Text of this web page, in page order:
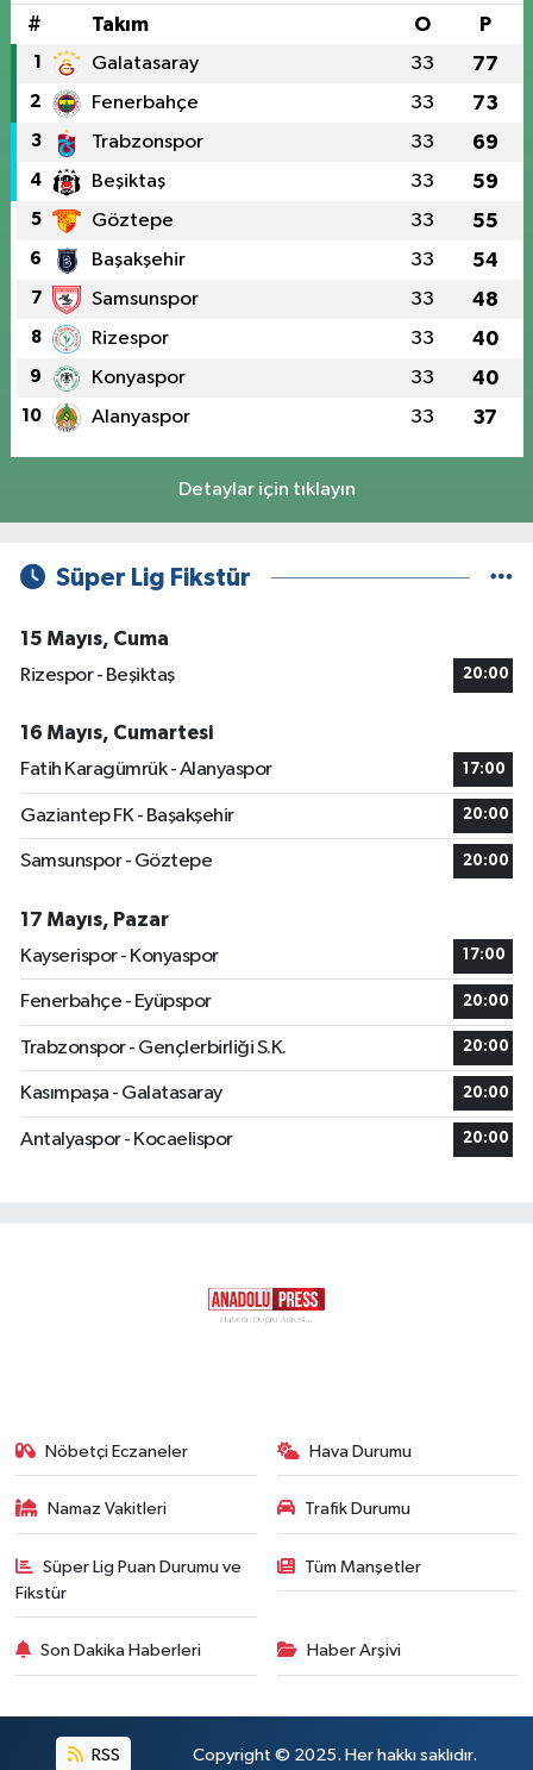
# Takım O P
1 Galatasaray 33 77
2 Fenerbahçe 33 73
3 Trabzonspor 33 69
4 Beşiktaş 33 59
5 Göztepe 33 55
6 Başakşehir 33 54
7 Samsunspor 33 48
8 Rizespor 33 40
9 Konyaspor 33 40
10 Alanyaspor 33 37
Detaylar için tıklayın
Süper Lig Fikstür
15 Mayıs, Cuma
Rizespor - Beşiktaş
20:00
16 Mayıs, Cumartesi
Fatih Karagümrük - Alanyaspor
17:00
Gaziantep FK - Başakşehir 20:00
Samsunspor - Göztepe 20:00
17 Mayıs, Pazar
Kayserispor - Konyaspor
17:00
Fenerbahçe - Eyüpspor 20:00
Trabzonspor - Gençlerbirliği S.K. 20:00
Kasımpaşa - Galatasaray 20:00
Antalyaspor - Kocaelispor 20:00
Nöbetçi Eczaneler Hava Durumu
Namaz Vakitleri Trafik Durumu
Süper Lig Puan Durumu ve
Fikstür
Tüm Manşetler
Son Dakika Haberleri Haber Arşivi
RSS Copyright © 2025. Her hakkı saklıdır.